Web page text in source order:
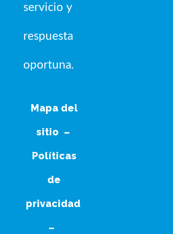
servicio y
respuesta
oportuna.
Mapa del
sitio –
Políticas
de
privacidad
–